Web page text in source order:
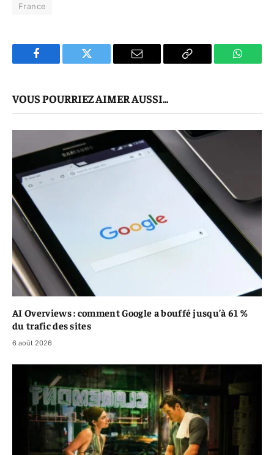
France
Facebook Twitter
E-
Copier
VOUS POURRIEZ AIMER AUSSI...
AI Overviews : comment Google a bouffé jusqu’à 61 %
du trafic des sites
6 août 2026